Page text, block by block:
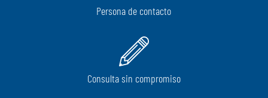
Persona de contacto
Consulta sin compromiso